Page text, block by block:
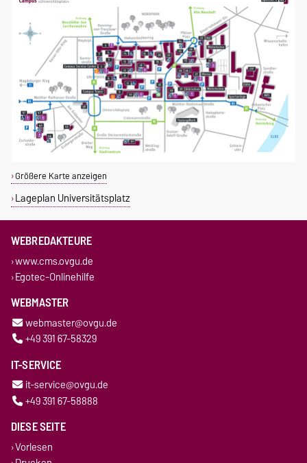
Größere Karte anzeigen
Lageplan Universitätsplatz
WEBREDAKTEURE
www.cms.ovgu.de
Egotec-Onlinehilfe
WEBMASTER
webmaster@ovgu.de
+49 391 67-58329
IT-SERVICE
it-service@ovgu.de
+49 391 67-58888
DIESE SEITE
Vorlesen